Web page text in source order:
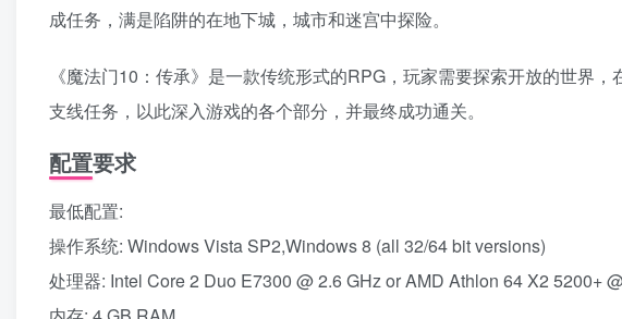
成任务，满是陷阱的在地下城，城市和迷宫中探险。
《魔法门10：传承》是一款传统形式的RPG，玩家需要探索开放的世界
支线任务，以此深入游戏的各个部分，并最终成功通关。
配置要求
最低配置:
操作系统: Windows Vista SP2,Windows 8 (all 32/64 bit versions)
处理器: Intel Core 2 Duo E7300 @ 2.6 GHz or AMD Athlon 64 X2 5200+